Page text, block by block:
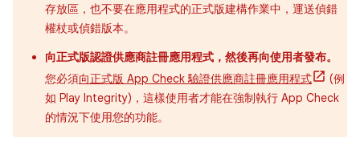
存放區，也不要在應用程式的正式版建構作業中，運送偵錯
權杖或偵錯版本。
向正式版認證供應商註冊應用程式，然後再向使用者發布。
您必須向正式版 App Check 驗證供應商註冊應用程式
(例
如 Play Integrity)，這樣使用者才能在強制執行 App Check
的情況下使用您的功能。